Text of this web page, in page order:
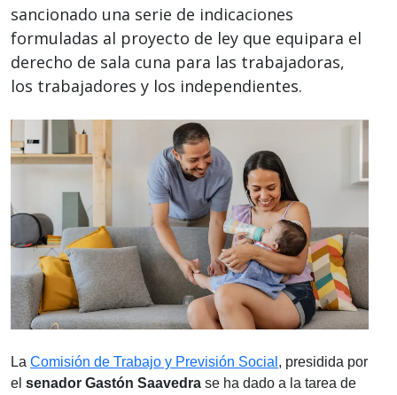
sancionado una serie de indicaciones
formuladas al proyecto de ley que equipara el
derecho de sala cuna para las trabajadoras,
los trabajadores y los independientes.
La Comisión de Trabajo y Previsión Social , presidida por
el senador Gastón Saavedra se ha dado a la tarea de